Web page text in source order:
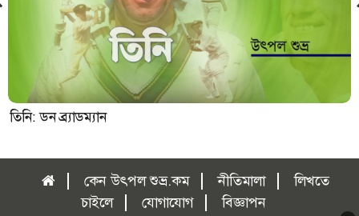
তিনি: ডন ব্র্যাডম্যান
কেন উৎপল শুভ্র.কম নীতিমালা
লিখতে
চাইলে
যোগাযোগ বিজ্ঞাপন